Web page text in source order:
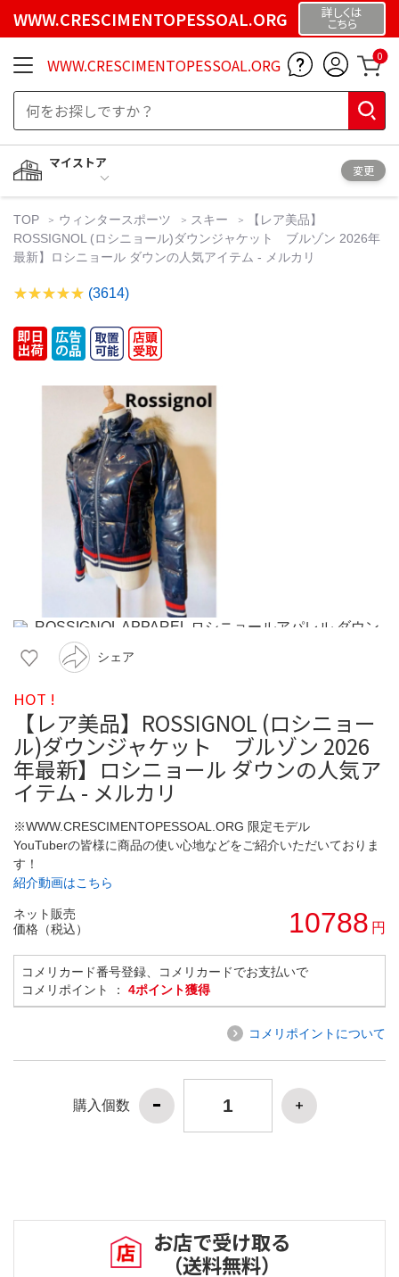
WWW.CRESCIMENTOPESSOAL.ORG 詳しくは
こちら
WWW.CRESCIMENTOPESSOAL.ORG 0
マイストア
変更
TOP ウィンタースポーツ スキー
【レア美品】
ROSSIGNOL (ロシニョール)ダウンジャケット ブルゾン 2026年
最新】ロシニョール ダウンの人気アイテム - メルカリ
(3614)
シェア
HOT !
【レア美品】ROSSIGNOL (ロシニョー
ル)ダウンジャケット ブルゾン 2026
年最新】ロシニョール ダウンの人気ア
イテム - メルカリ
※WWW.CRESCIMENTOPESSOAL.ORG 限定モデル
YouTuberの皆様に商品の使い心地などをご紹介いただいておりま
す！
紹介動画はこちら
ネット販売
価格（税込）
10788 円
コメリカード番号登録、コメリカードでお支払いで
コメリポイント ： 4ポイント獲得
コメリポイントについて
購入個数
お店で受け取る
（送料無料）